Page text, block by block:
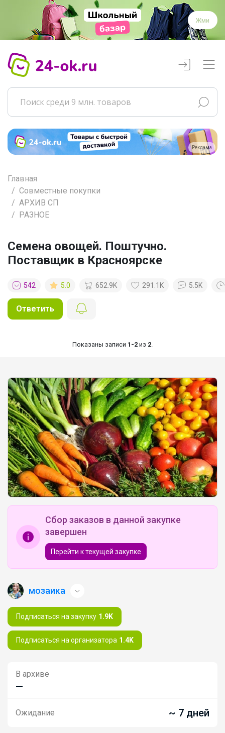
Жми
Реклама
Главная
Совместные покупки
АРХИВ СП
РАЗНОЕ
Семена овощей. Поштучно.
Поставщик в Красноярске
542 5.0 652.9K 291.1K 5.5K
Ответить
Показаны записи 1-2 из 2
Сбор заказов в данной закупке
завершен
Перейти к текущей закупке
мозаика
Подписаться на закупку 1.9K
Подписаться на организатора 1.4K
В архиве
—
Ожидание ~ 7 дней